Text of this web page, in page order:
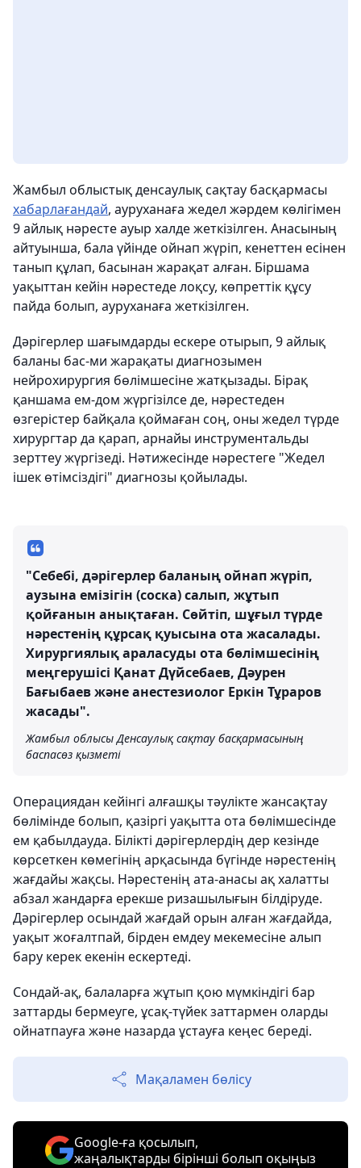
Жамбыл облыстық денсаулық сақтау басқармасы
хабарлағандай, ауруханаға жедел жәрдем көлігімен
9 айлық нәресте ауыр халде жеткізілген. Анасының
айтуынша, бала үйінде ойнап жүріп, кенеттен есінен
танып құлап, басынан жарақат алған. Біршама
уақыттан кейін нәрестеде лоқсу, көпреттік құсу
пайда болып, ауруханаға жеткізілген.
Дәрігерлер шағымдарды ескере отырып, 9 айлық
баланы бас-ми жарақаты диагнозымен
нейрохирургия бөлімшесіне жатқызады. Бірақ
қаншама ем-дом жүргізілсе де, нәрестеден
өзгерістер байқала қоймаған соң, оны жедел түрде
хирургтар да қарап, арнайы инструментальды
зерттеу жүргізеді. Нәтижесінде нәрестеге "Жедел
ішек өтімсіздігі" диагнозы қойылады.
"Себебі, дәрігерлер баланың ойнап жүріп,
аузына емізігін (соска) салып, жұтып
қойғанын анықтаған. Сөйтіп, шұғыл түрде
нәрестенің құрсақ қуысына ота жасалады.
Хирургиялық араласуды ота бөлімшесінің
меңгерушісі Қанат Дүйсебаев, Дәурен
Бағыбаев және анестезиолог Еркін Тұраров
жасады".
Жамбыл облысы Денсаулық сақтау басқармасының
баспасөз қызметі
Операциядан кейінгі алғашқы тәулікте жансақтау
бөлімінде болып, қазіргі уақытта ота бөлімшесінде
ем қабылдауда. Білікті дәрігерлердің дер кезінде
көрсеткен көмегінің арқасында бүгінде нәрестенің
жағдайы жақсы. Нәрестенің ата-анасы ақ халатты
абзал жандарға ерекше ризашылығын білдіруде.
Дәрігерлер осындай жағдай орын алған жағдайда,
уақыт жоғалтпай, бірден емдеу мекемесіне алып
бару керек екенін ескертеді.
Сондай-ақ, балаларға жұтып қою мүмкіндігі бар
заттарды бермеуге, ұсақ-түйек заттармен оларды
ойнатпауға және назарда ұстауға кеңес береді.
Мақаламен бөлісу
Google-ға қосылып,
жаңалықтарды бірінші болып оқыңыз